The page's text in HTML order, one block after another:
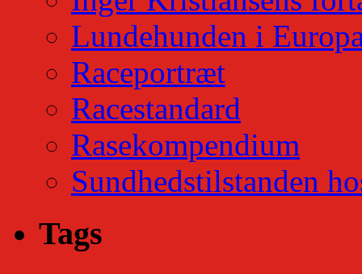
Lundehunden i
Raceportræt
Racestandard
Rasekompendium
Sundhedstilstanden
Tags